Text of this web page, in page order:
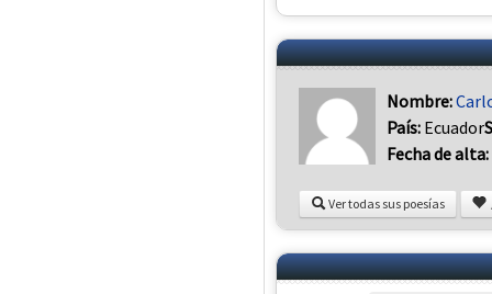
Nombre:
País: Ecuador
Fecha de alta:
Ver todas sus poesías